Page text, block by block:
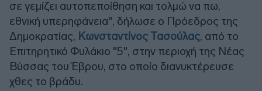
σε γεμίζει αυτοπεποίθηση και τολμώ να πω,
εθνική υπερηφάνεια", δήλωσε ο Πρόεδρος της
Δημοκρατίας, Κωνσταντίνος Τασούλας, από το
Επιτηρητικό Φυλάκιο "5", στην περιοχή της Νέας
Βύσσας του Έβρου, στο οποίο διανυκτέρευσε
χθες το βράδυ.